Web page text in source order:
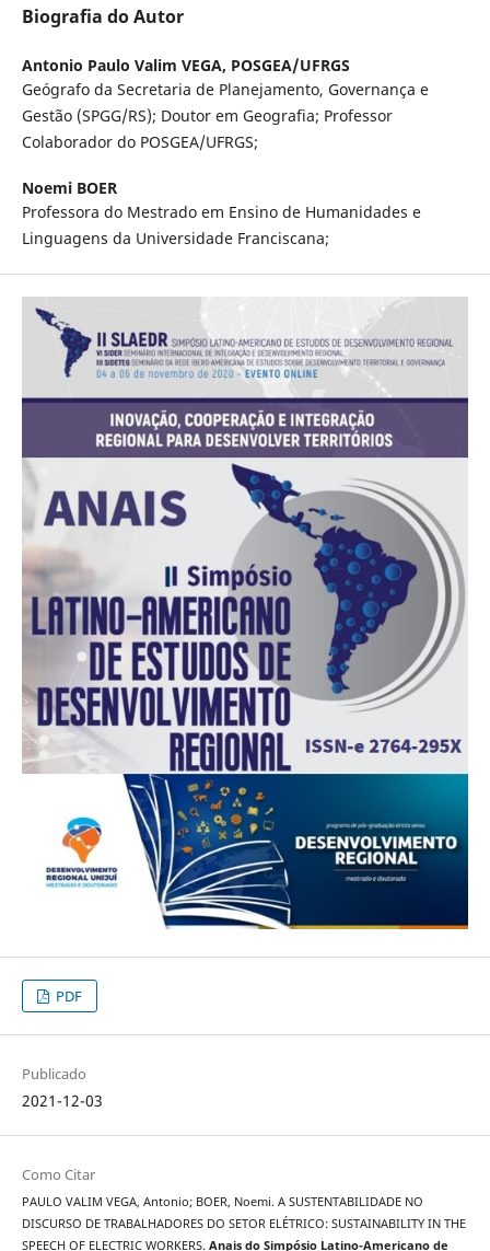
Biografia do Autor
Antonio Paulo Valim VEGA, POSGEA/UFRGS
Geógrafo da Secretaria de Planejamento, Governança e
Gestão (SPGG/RS); Doutor em Geografia; Professor
Colaborador do POSGEA/UFRGS;
Noemi BOER
Professora do Mestrado em Ensino de Humanidades e
Linguagens da Universidade Franciscana;
PDF
Publicado
2021-12-03
Como Citar
PAULO VALIM VEGA, Antonio; BOER, Noemi. A SUSTENTABILIDADE NO
DISCURSO DE TRABALHADORES DO SETOR ELÉTRICO: SUSTAINABILITY IN THE
SPEECH OF ELECTRIC WORKERS. Anais do Simpósio Latino-Americano de